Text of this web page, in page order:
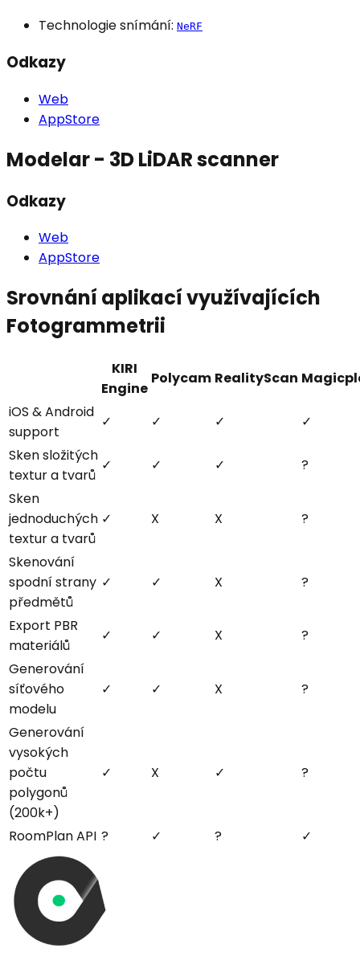
Technologie snímání: NeRF
Odkazy
Web
AppStore
Modelar - 3D LiDAR scanner
Odkazy
Web
AppStore
Srovnání aplikací využívajících
Fotogrammetrii
KIRI
Engine
Polycam RealityScan
iOS & Android
support
✓ ✓ ✓
✓
Sken složitých
textur a tvarů
✓ ✓ ✓
?
Sken
jednoduchých
textur a tvarů
✓ X X ?
Skenování
spodní strany
předmětů
✓ ✓ X ?
Export PBR
materiálů
✓ ✓ X
?
Generování
síťového
modelu
✓ ✓ X ?
Generování
vysokých
počtu
polygonů
(200k+)
✓ X ✓ ?
RoomPlan API ? ✓ ? ✓